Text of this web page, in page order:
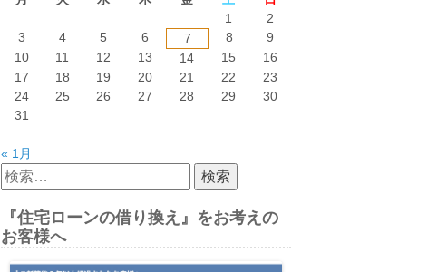
1
2
3
4 5 6 7 8
9
10
11 12 13 14 15
16
17
18 19 20 21 22
23
24
25 26 27 28 29
30
31
« 1月
検
索:
『住宅ローンの借り換え』をお考えの
お客様へ